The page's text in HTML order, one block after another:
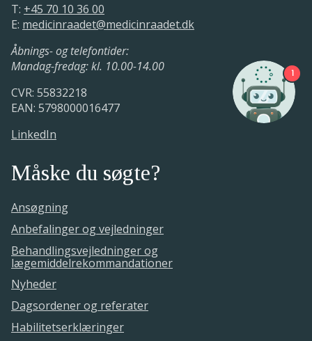
T: +45 70 10 36 00
E: medicinraadet@medicinraadet.dk
Åbnings- og telefontider:
Mandag-fredag: kl. 10.00-14.00
CVR: 55832218
EAN: 5798000016477
LinkedIn
Måske du søgte?
Ansøgning
Anbefalinger og vejledninger
Behandlingsvejledninger og
lægemiddelrekommandationer
Nyheder
Dagsordener og referater
Habilitetserklæringer
1